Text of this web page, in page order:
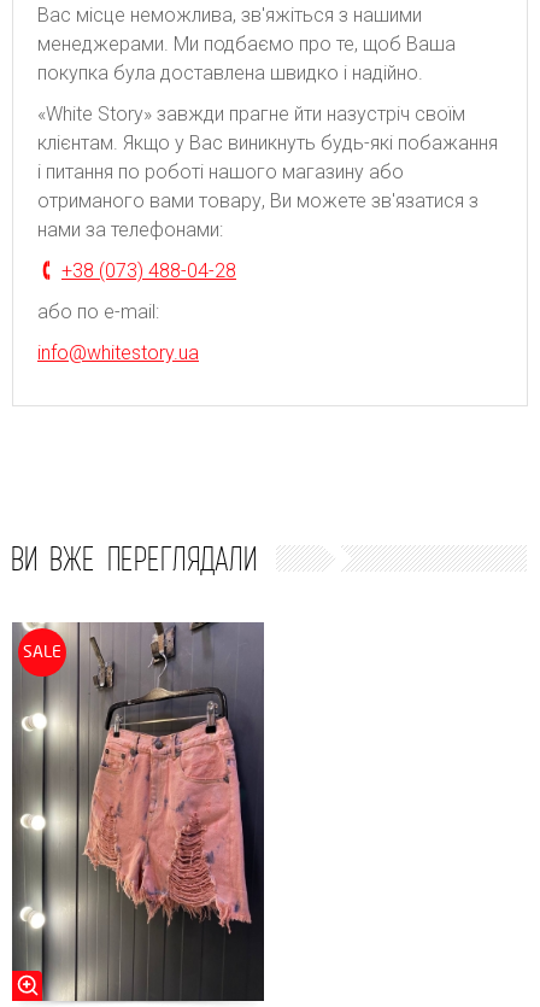
Вас місце неможлива, зв'яжіться з нашими
менеджерами. Ми подбаємо про те, щоб Ваша
покупка була доставлена швидко і надійно.
«White Story» завжди прагне йти назустріч своїм
клієнтам. Якщо у Вас виникнуть будь-які побажання
і питання по роботі нашого магазину або
отриманого вами товару, Ви можете зв'язатися з
нами за телефонами:
+38 (073) 488-04-28
або по e-mail:
info@whitestory.ua
ВИ ВЖЕ ПЕРЕГЛЯДАЛИ
SALE